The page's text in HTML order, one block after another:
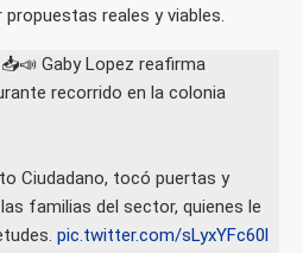
reales y viables.
📥📣 Gaby Lopez reafirma
recorrido en la colonia
Ciudadano, tocó puertas y
familias del sector, quienes le
pic.twitter.com/sLyxYFc60l